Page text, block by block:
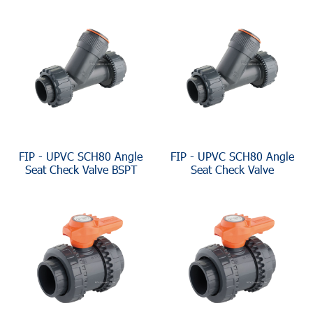
FIP - UPVC SCH80 Angle
Seat Check Valve BSPT
FIP - UPVC SCH80 Angle
Seat Check Valve